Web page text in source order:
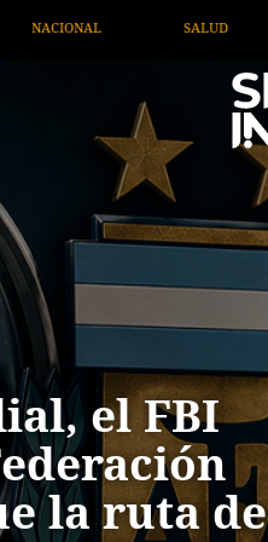
TV MIGRANTE INFORMA
el FBI
la ruta de